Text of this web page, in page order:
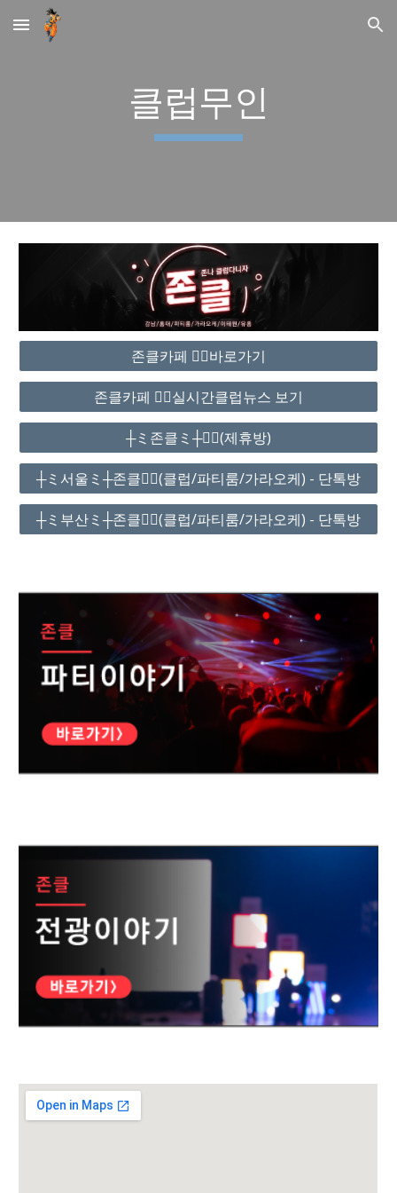
Skip to main content Skip to navigation
클럽무인
존클카페 ❤️‍🔥바로가기
존클카페 ❤️‍🔥실시간클럽뉴스 보기
┼ミ존클ミ┼❤️‍🔥(제휴방)
┼ミ서울ミ┼존클❤️‍🔥(클럽/파티룸/가라오케) - 단톡방
┼ミ부산ミ┼존클❤️‍🔥(클럽/파티룸/가라오케) - 단톡방